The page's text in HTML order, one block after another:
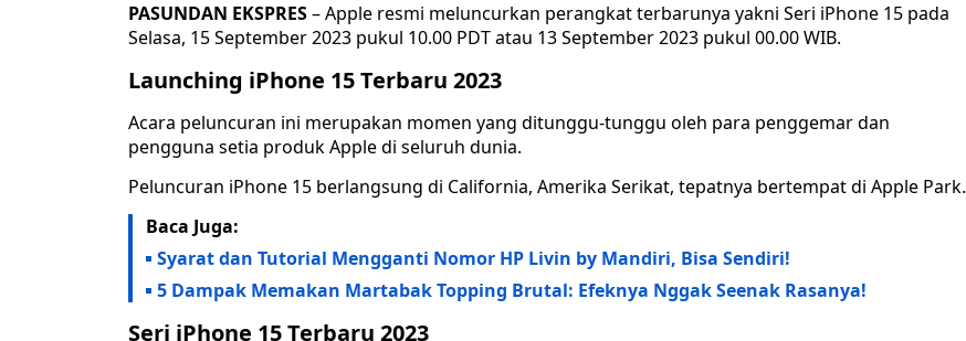
PASUNDAN EKSPRES– Apple resmi meluncurkan perangkat terbarunya yakni Seri iPhone 15 pada
Selasa, 15 September 2023 pukul 10.00 PDT atau 13 September 2023 pukul 00.00 WIB.
Launching iPhone 15 Terbaru 2023
Acara peluncuran ini merupakan momen yang ditunggu-tunggu oleh para penggemar dan
pengguna setia produk Apple di seluruh dunia.
Peluncuran iPhone 15 berlangsung di California, Amerika Serikat, tepatnya bertempat di Apple Park.
Baca Juga:
Syarat dan Tutorial Mengganti Nomor HP Livin by Mandiri, Bisa Sendiri!
5 Dampak Memakan Martabak Topping Brutal: Efeknya Nggak Seenak Rasanya!
Seri iPhone 15 Terbaru 2023